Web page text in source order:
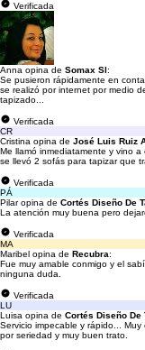
Verificada
Anna opina de Somax Sl:
Se pusieron rápidamente en
se realizó por internet por medio
tapizado...
Verificada
CR
Cristina opina de José Luis Ruiz
Me llamó inmediatamente y vino
se llevó 2 sofás para tapizar que
Verificada
PÁ
Pilar opina de Cortés Diseño De
La atención muy buena pero
Verificada
MA
Maribel opina de Recubra:
Fue muy amable conmigo y el
ninguna duda.
Verificada
LU
Luisa opina de Cortés Diseño De
Servicio impecable y rápido...
por seriedad y muy buen trato.